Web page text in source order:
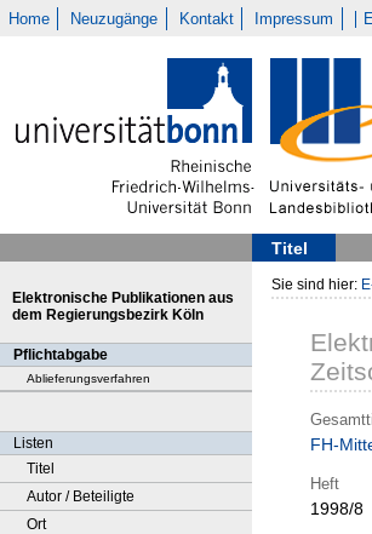
Home Neuzugänge Kontakt Impressum
Titel
Elektronische Publikationen aus
dem Regierungsbezirk Köln
Pflichtabgabe
Ablieferungsverfahren
Listen
Titel
Autor / Beteiligte
Ort
Sie sind hier:
FH-
Heft
1998/8